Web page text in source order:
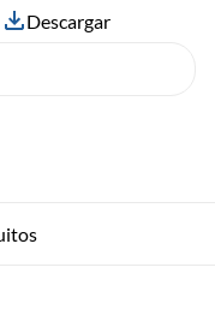
Descargar